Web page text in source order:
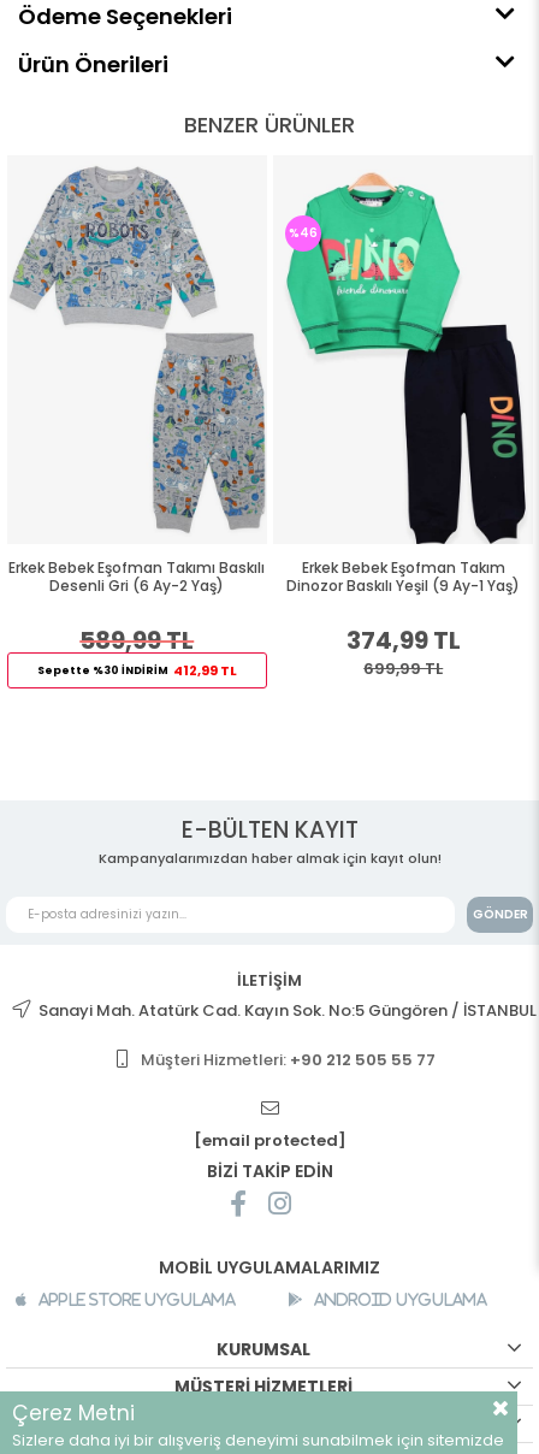
Ödeme Seçenekleri
Ürün Önerileri
BENZER ÜRÜNLER
Erkek Bebek Eşofman Takımı Baskılı
Desenli Gri (6 Ay-2 Yaş)
589,99 TL
Sepette %30 İNDİRİM 412,99 TL
Erkek Bebek Eşofman Takım
Dinozor Baskılı Yeşil (9 Ay-1 Yaş)
374,99 TL
699,99 TL
%46
E-BÜLTEN KAYIT
Kampanyalarımızdan haber almak için kayıt olun!
GÖNDER
İLETİŞİM
Sanayi Mah. Atatürk Cad. Kayın Sok. No:5 Güngören / İSTANBUL
Müşteri Hizmetleri: +90 212 505 55 77
[email protected]
BİZİ TAKİP EDİN
MOBİL UYGULAMALARIMIZ
Apple Store Uygulama Android Uygulama
KURUMSAL
MÜŞTERİ HİZMETLERİ
Çerez Metni
Sizlere daha iyi bir alışveriş deneyimi sunabilmek için sitemizde